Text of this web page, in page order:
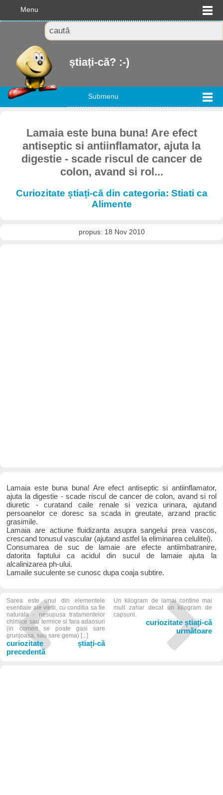
Menu
știați-că? :-)
Submenu
Lamaia este buna buna! Are efect
antiseptic si antiinflamator, ajuta la
digestie - scade riscul de cancer de
colon, avand si rol...
Curiozitate știați-că din categoria: Stiati ca
Alimente
propus: 18 Nov 2010
Lamaia este buna buna! Are efect antiseptic si antiinflamator,
ajuta la digestie - scade riscul de cancer de colon, avand si rol
diuretic - curatand caile renale si vezica urinara, ajutand
persoanelor ce doresc sa scada in greutate, arzand practic
grasimile.
Lamaia are actiune fluidizanta asupra sangelui prea vascos,
crescand tonusul vascular (ajutand astfel la eliminarea celulitei).
Consumarea de suc de lamaie are efecte antiimbatranire,
datorita faptului ca acidul din sucul de lamaie ajuta la
alcalinizarea ph-ului.
Lamaile suculente se cunosc dupa coaja subtire.
Sarea este unul din elementele
esentiale ale vietii, cu conditia sa fie
naturala - nesupusa tratamentelor
chimice sau termice si fara adaosuri
(in comert se poate gasi sare
grunjoasa, sau sare gema) [...]
curiozitate știați-că
precedentă
Un kilogram de lamai contine mai
mult zahar decat un kilogram de
capsuni.
curiozitate știați-că
următoare